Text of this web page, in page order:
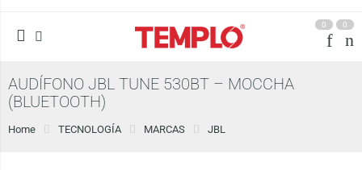
0 0
AUDÍFONO JBL TUNE 530BT – MOCCHA
(BLUETOOTH)
Home TECNOLOGÍA MARCAS JBL